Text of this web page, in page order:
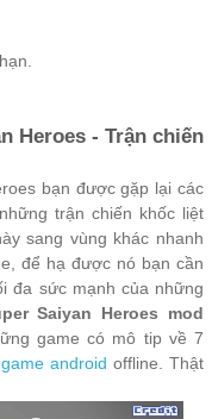
Heroes - Trận chiến
bạn được gặp lại các
trận chiến khốc liệt
sang vùng khác nhanh
để hạ được nó bạn cần
đa sức mạnh của những
Saiyan Heroes mod
game có mô tip về 7
game android offline. Thật